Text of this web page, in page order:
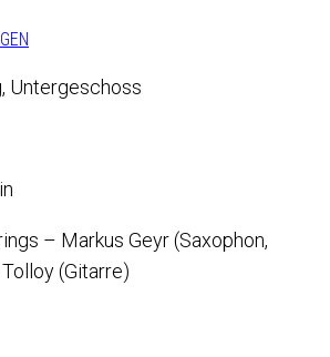
Untergeschoss
– Markus Geyr (Saxophon,
(Gitarre)